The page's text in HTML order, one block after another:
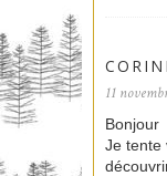
11
Bonjour
Je tente